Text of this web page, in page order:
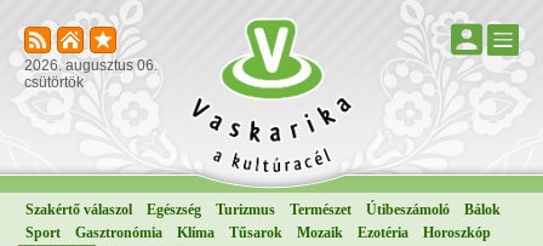
2026. augusztus 06.
csütörtök
Szakértő válaszol Egészség Turizmus Természet Útibeszámoló
Bálok
Sport
Gasztronómia Klíma Tűsarok Mozaik Ezotéria
Horoszkóp